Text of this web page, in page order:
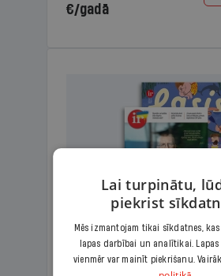
€/gadā
KOMPLEKTS IR + LASIS
Lai turpinātu,
piekrist
Mēs izmantojam tikai sīkdatnes, kas
lapas darbībai un analītikai.
vienmēr var mainīt piekrišanu.